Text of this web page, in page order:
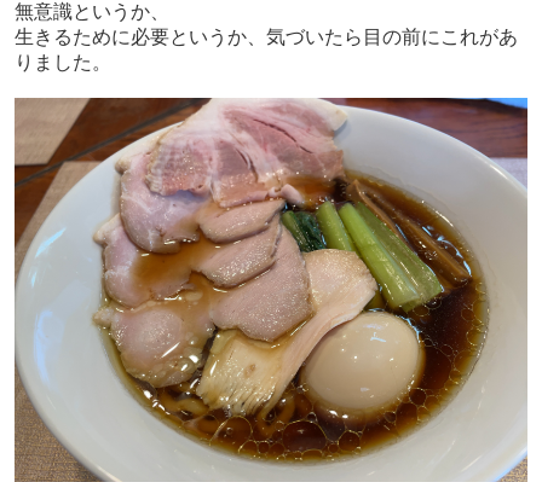
無意識というか、
生きるために必要というか、気づいたら目の前にこれがあ
りました。